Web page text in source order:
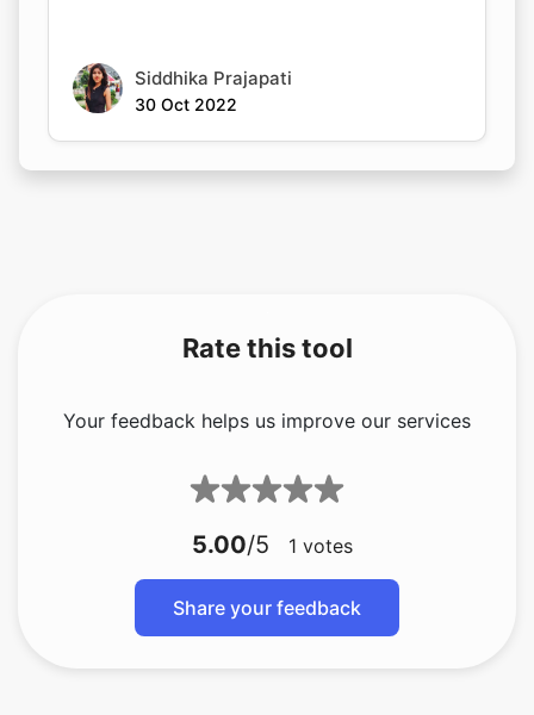
Siddhika Prajapati
30 Oct 2022
Rate this tool
Your feedback helps us improve our services
5.00/5 1 votes
Share your feedback